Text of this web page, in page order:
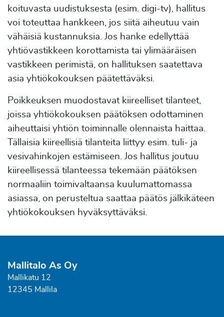
koituvasta uudistuksesta (esim. digi-tv), hallitus
voi toteuttaa hankkeen, jos siitä aiheutuu vain
vähäisiä kustannuksia. Jos hanke edellyttää
yhtiövastikkeen korottamista tai ylimääräisen
vastikkeen perimistä, on hallituksen saatettava
asia yhtiökokouksen päätettäväksi.
Poikkeuksen muodostavat kiireelliset tilanteet,
joissa yhtiökokouksen päätöksen odottaminen
aiheuttaisi yhtiön toiminnalle olennaista haittaa.
Tällaisia kiireellisiä tilanteita liittyy esim. tuli- ja
vesivahinkojen estämiseen. Jos hallitus joutuu
kiireellisessä tilanteessa tekemään päätöksen
normaaliin toimivaltaansa kuulumattomassa
asiassa, on perusteltua saattaa päätös jälkikäteen
yhtiökokouksen hyväksyttäväksi.
Mallitalo As Oy
Mallikatu 12
12345 Mallila